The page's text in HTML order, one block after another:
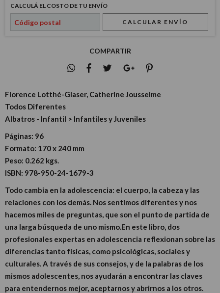
CALCULÁ EL COSTO DE TU ENVÍO
CALCULAR ENVÍO
COMPARTIR
Florence Lotthé-Glaser, Catherine Jousselme
Todos Diferentes
Albatros - Infantil > Infantiles y Juveniles
Páginas: 96
Formato: 170 x 240 mm
Peso: 0.262 kgs.
ISBN: 978-950-24-1679-3
Todo cambia en la adolescencia: el cuerpo, la cabeza y las
relaciones con los demás. Nos sentimos diferentes y nos
hacemos miles de preguntas, que son el punto de partida de
una larga búsqueda de uno mismo.En este libro, dos
profesionales expertas en adolescencia reflexionan sobre las
diferencias tanto físicas, como psicológicas, sociales y
culturales. A través de sus consejos, y de la palabras de los
mismos adolescentes, nos ayudarán a encontrar las claves
para entendernos mejor, aceptarnos y abrirnos a los otros.